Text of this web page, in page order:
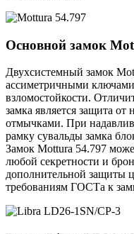
Основной замок
Двухсистемный замок
ассиметричными
взломостойкости.
замка является защита
отмычками. При
рамку сувальды замка
Замок Mottura 54.797
любой секретности и
дополнительной защиты
требованиям ГОСТа к